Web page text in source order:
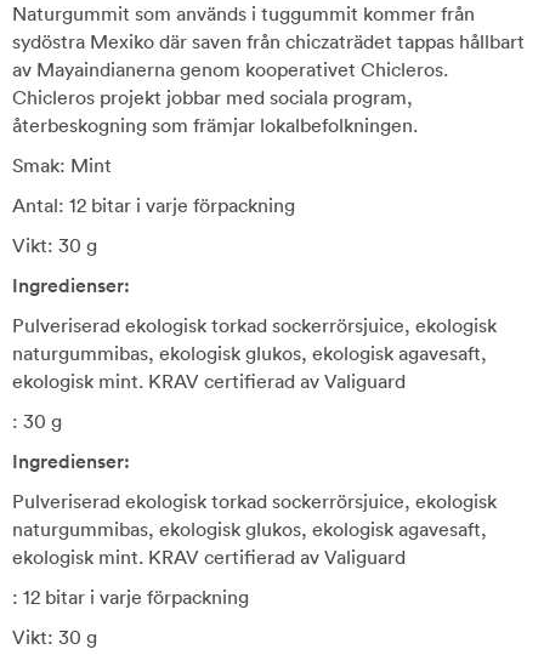
Naturgummit som används i tuggummit kommer från
sydöstra Mexiko där saven från chiczaträdet tappas hållbart
av Mayaindianerna genom kooperativet Chicleros.
Chicleros projekt jobbar med sociala program,
återbeskogning som främjar lokalbefolkningen.
Smak: Mint
Antal: 12 bitar i varje förpackning
Vikt: 30 g
Ingredienser:
Pulveriserad ekologisk torkad sockerrörsjuice, ekologisk
naturgummibas, ekologisk glukos, ekologisk agavesaft,
ekologisk mint. KRAV certifierad av Valiguard
: 30 g
Ingredienser:
Pulveriserad ekologisk torkad sockerrörsjuice, ekologisk
naturgummibas, ekologisk glukos, ekologisk agavesaft,
ekologisk mint. KRAV certifierad av Valiguard
: 12 bitar i varje förpackning
Vikt: 30 g